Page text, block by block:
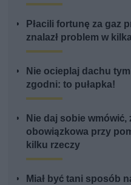
Płacili fortunę za gaz
znalazł problem w
Nie ocieplaj dachu
zgodni: to pułapka!
Nie daj sobie wmówić,
obowiązkowa przy
kilku rzeczy
Miał być tani sposób